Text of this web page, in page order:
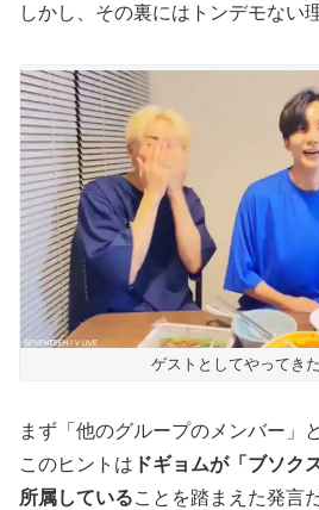
しかし、その裏にはトンデモない
ゲストとしてやってき
まず「他のグループのメンバー」
このヒントは ドギョムが「ブソク
所属していることを踏まえた発言